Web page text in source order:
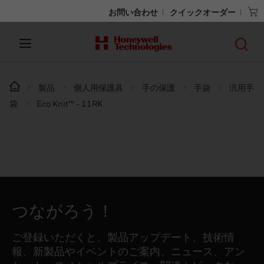
お問い合わせ クイックオーダー
製品 個人用保護具 手の保護 手袋
汎用手
袋
Eco Knit™ - 11RK
つながろう！
ご登録いただくと、製品アップデート、技術情
報、新製品やイベントのご案内、ニュース、アン